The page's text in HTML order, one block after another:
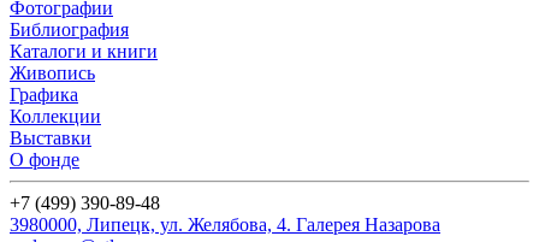
Фотографии
Библиография
Каталоги и книги
Живопись
Графика
Коллекции
Выставки
О фонде
+7 (499) 390-89-48
3980000, Липецк, ул. Желябова, 4. Галерея Назарова